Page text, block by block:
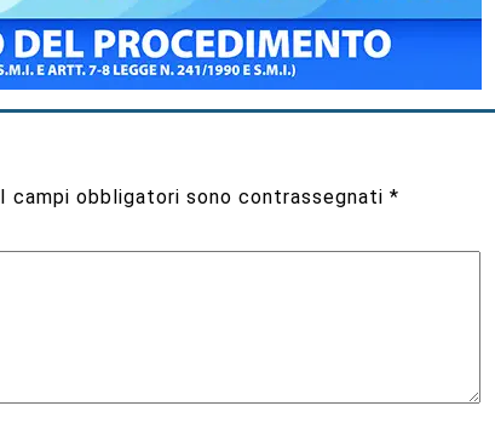
I campi obbligatori sono contrassegnati*